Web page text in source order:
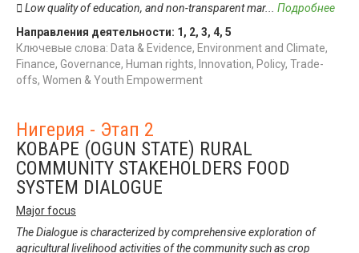
 Low quality of education, and non-transparent mar... Подробнее
Направления деятельности: 1 , 2, 3, 4, 5
Ключевые слова: Data & Evidence, Environment and Climate,
Finance, Governance, Human rights, Innovation, Policy, Trade-
offs, Women & Youth Empowerment
Нигерия - Этап 2
KOBAPE (OGUN STATE) RURAL
COMMUNITY STAKEHOLDERS FOOD
SYSTEM DIALOGUE
Major focus
The Dialogue is characterized by comprehensive exploration of
agricultural livelihood activities of the community such as crop